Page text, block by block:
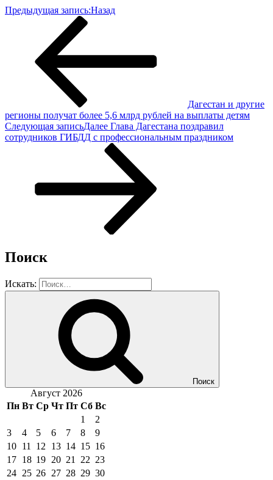
Предыдущая запись:Назад
Дагестан и другие
регионы получат более 5,6 млрд рублей на выплаты детям
Следующая записьДалее Глава Дагестана поздравил
сотрудников ГИБДД с профессиональным праздником
Поиск
Искать:
Поиск
Август 2026
Пн Вт Ср Чт Пт Сб Вс
1
2
3
4 5 6 7 8
9
10 11 12 13 14 15 16
17 18 19 20 21 22 23
24 25 26 27 28 29 30